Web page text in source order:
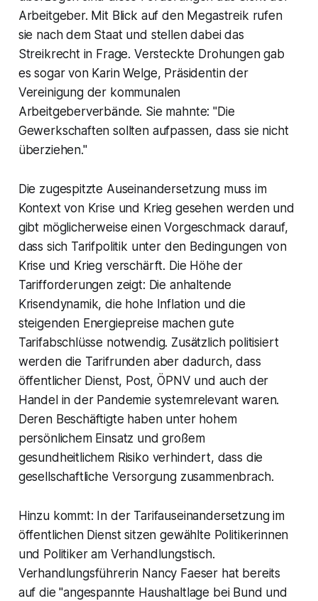
Arbeitgeber. Mit Blick auf den Megastreik rufen
sie nach dem Staat und stellen dabei das
Streikrecht in Frage. Versteckte Drohungen gab
es sogar von Karin Welge, Präsidentin der
Vereinigung der kommunalen
Arbeitgeberverbände. Sie mahnte: "Die
Gewerkschaften sollten aufpassen, dass sie nicht
überziehen."
Die zugespitzte Auseinandersetzung muss im
Kontext von Krise und Krieg gesehen werden und
gibt möglicherweise einen Vorgeschmack darauf,
dass sich Tarifpolitik unter den Bedingungen von
Krise und Krieg verschärft. Die Höhe der
Tarifforderungen zeigt: Die anhaltende
Krisendynamik, die hohe Inflation und die
steigenden Energiepreise machen gute
Tarifabschlüsse notwendig. Zusätzlich politisiert
werden die Tarifrunden aber dadurch, dass
öffentlicher Dienst, Post, ÖPNV und auch der
Handel in der Pandemie systemrelevant waren.
Deren Beschäftigte haben unter hohem
persönlichem Einsatz und großem
gesundheitlichem Risiko verhindert, dass die
gesellschaftliche Versorgung zusammenbrach.
Hinzu kommt: In der Tarifauseinandersetzung im
öffentlichen Dienst sitzen gewählte Politikerinnen
und Politiker am Verhandlungstisch.
Verhandlungsführerin Nancy Faeser hat bereits
auf die "angespannte Haushaltlage bei Bund und